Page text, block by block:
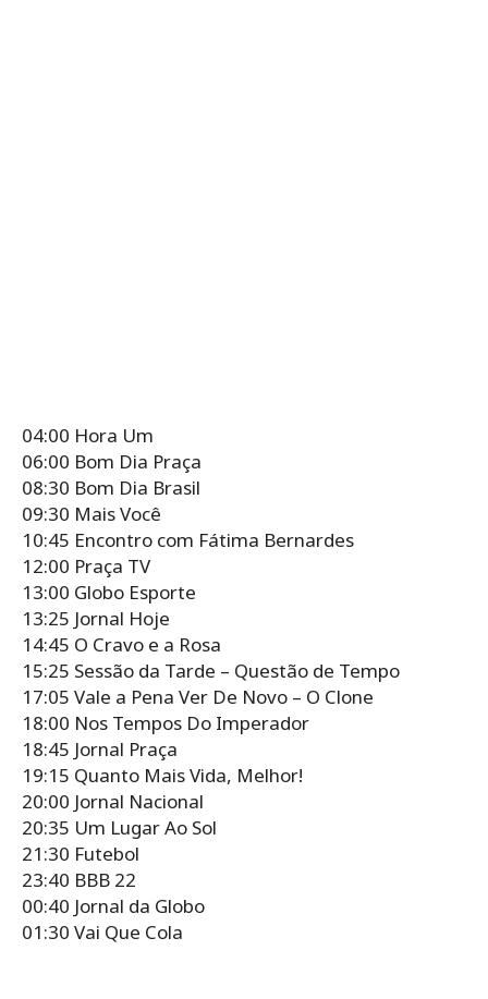
04:00 Hora Um
06:00 Bom Dia Praça
08:30 Bom Dia Brasil
09:30 Mais Você
10:45 Encontro com Fátima Bernardes
12:00 Praça TV
13:00 Globo Esporte
13:25 Jornal Hoje
14:45 O Cravo e a Rosa
15:25 Sessão da Tarde – Questão de Tempo
17:05 Vale a Pena Ver De Novo – O Clone
18:00 Nos Tempos Do Imperador
18:45 Jornal Praça
19:15 Quanto Mais Vida, Melhor!
20:00 Jornal Nacional
20:35 Um Lugar Ao Sol
21:30 Futebol
23:40 BBB 22
00:40 Jornal da Globo
01:30 Vai Que Cola